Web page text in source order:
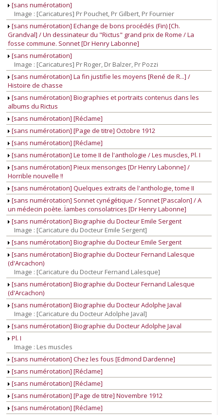
[sans numérotation]
Image : [Caricatures] Pr Pouchet, Pr Gilbert, Pr Fournier
[sans numérotation] Echange de bons procédés (Fin) [Ch.
Grandval] / Un dessinateur du "Rictus" grand prix de Rome / La
fosse commune. Sonnet [Dr Henry Labonne]
[sans numérotation]
Image : [Caricatures] Pr Roger, Dr Balzer, Pr Pozzi
[sans numérotation] La fin justifie les moyens [René de R...] /
Histoire de chasse
[sans numérotation] Biographies et portraits contenus dans les
albums du Rictus
[sans numérotation] [Réclame]
[sans numérotation] [Page de titre] Octobre 1912
[sans numérotation] [Réclame]
[sans numérotation] Le tome II de l'anthologie / Les muscles, Pl. I
[sans numérotation] Pieux mensonges [Dr Henry Labonne] /
Horrible nouvelle !!
[sans numérotation] Quelques extraits de l'anthologie, tome II
[sans numérotation] Sonnet cynégétique / Sonnet [Pascalon] / A
un médecin poète. Ïambes consolatrices [Dr Henry Labonne]
[sans numérotation] Biographie du Docteur Emile Sergent
Image : [Caricature du Docteur Emile Sergent]
[sans numérotation] Biographie du Docteur Emile Sergent
[sans numérotation] Biographie du Docteur Fernand Lalesque
(d'Arcachon)
Image : [Caricature du Docteur Fernand Lalesque]
[sans numérotation] Biographie du Docteur Fernand Lalesque
(d'Arcachon)
[sans numérotation] Biographie du Docteur Adolphe Javal
Image : [Caricature du Docteur Adolphe Javal]
[sans numérotation] Biographie du Docteur Adolphe Javal
Pl. I
Image : Les muscles
[sans numérotation] Chez les fous [Edmond Dardenne]
[sans numérotation] [Réclame]
[sans numérotation] [Réclame]
[sans numérotation] [Page de titre] Novembre 1912
[sans numérotation] [Réclame]